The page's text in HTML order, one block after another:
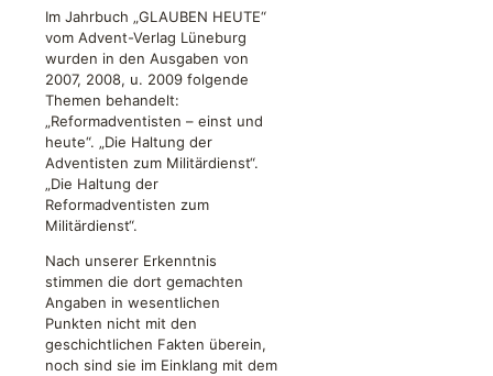
Im Jahrbuch „GLAUBEN HEUTE“
vom Advent-Verlag Lüneburg
wurden in den Ausgaben von
2007, 2008, u. 2009 folgende
Themen behandelt:
„Reformadventisten – einst und
heute“. „Die Haltung der
Adventisten zum Militärdienst“.
„Die Haltung der
Reformadventisten zum
Militärdienst“.
Nach unserer Erkenntnis
stimmen die dort gemachten
Angaben in wesentlichen
Punkten nicht mit den
geschichtlichen Fakten überein,
noch sind sie im Einklang mit dem